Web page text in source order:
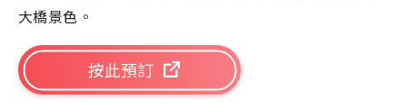
大橋景色。
按此預訂